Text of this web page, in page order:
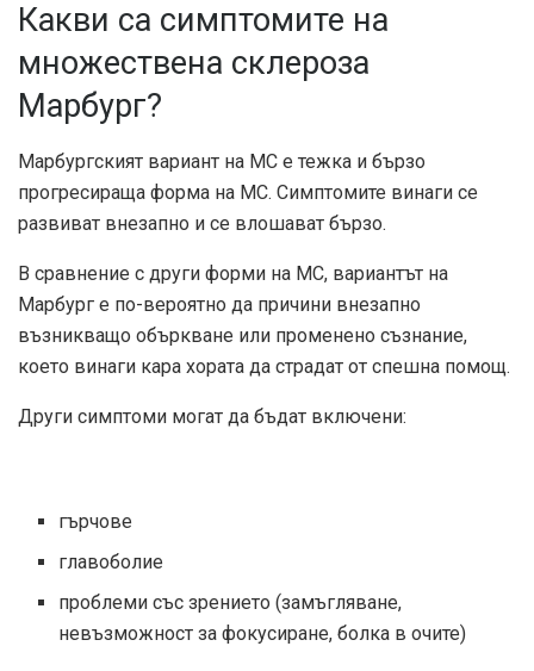
Какви са симптомите на
множествена склероза
Марбург?
Марбургският вариант на МС е тежка и бързо
прогресираща форма на МС. Симптомите винаги се
развиват внезапно и се влошават бързо.
В сравнение с други форми на МС, вариантът на
Марбург е по-вероятно да причини внезапно
възникващо объркване или променено съзнание,
което винаги кара хората да страдат от спешна помощ.
Други симптоми могат да бъдат включени:
гърчове
главоболие
проблеми със зрението (замъгляване,
невъзможност за фокусиране, болка в очите)